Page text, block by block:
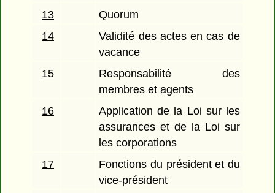
13
Quorum
14
Validité des actes en cas de
vacance
15
Responsabilité des
membres et agents
16
Application de la Loi sur les
assurances et de la Loi sur
les corporations
17
Fonctions du président et du
vice-président